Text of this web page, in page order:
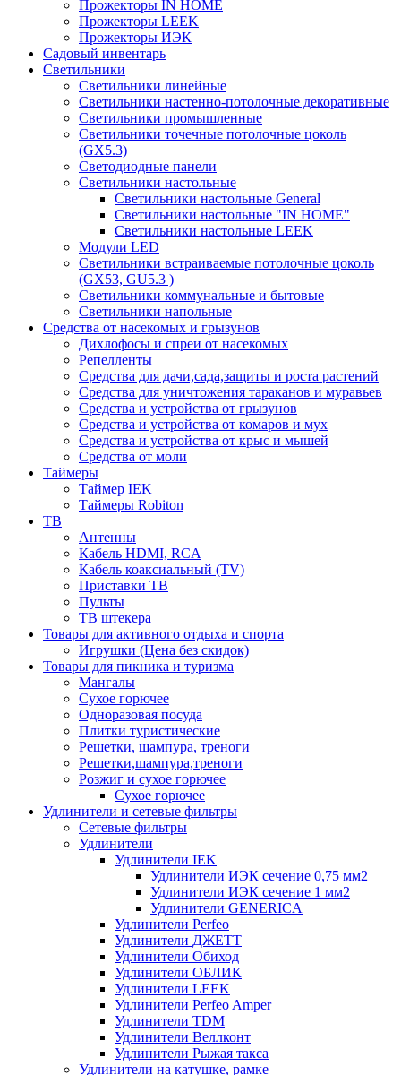
Прожекторы IN HOME
Прожекторы LEEK
Прожекторы ИЭК
Садовый инвентарь
Светильники
Светильники линейные
Светильники настенно-потолочные декоративные
Светильники промышленные
Светильники точечные потолочные цоколь
(GX5.3)
Светодиодные панели
Cветильники настольные
Светильники настольные General
Светильники настольные "IN HOME"
Светильники настольные LEEK
Модули LED
Светильники встраиваемые потолочные цоколь
(GX53, GU5.3 )
Светильники коммунальные и бытовые
Светильники напольные
Средства от насекомых и грызунов
Дихлофосы и спреи от насекомых
Репелленты
Средства для дачи,сада,защиты и роста растений
Средства для уничтожения тараканов и муравьев
Средства и устройства от грызунов
Средства и устройства от комаров и мух
Средства и устройства от крыс и мышей
Средства от моли
Таймеры
Таймер IEK
Таймеры Robiton
ТВ
Антенны
Кабель HDMI, RCA
Кабель коаксиальный (TV)
Приставки ТВ
Пульты
ТВ штекера
Товары для активного отдыха и спорта
Игрушки (Цена без скидок)
Товары для пикника и туризма
Мангалы
Сухое горючее
Одноразовая посуда
Плитки туристические
Решетки, шампура, треноги
Решетки,шампура,треноги
Розжиг и сухое горючее
Сухое горючее
Удлинители и сетевые фильтры
Сетевые фильтры
Удлинители
Удлинители IEK
Удлинители ИЭК сечение 0,75 мм2
Удлинители ИЭК сечение 1 мм2
Удлинители GENERICA
Удлинители Perfeo
Удлинители ДЖЕТТ
Удлинители Обиход
Удлинители ОБЛИК
Удлинители LEEK
Удлинители Perfeo Amper
Удлинители TDM
Удлинители Веллконт
Удлинители Рыжая такса
Удлинители на катушке, рамке